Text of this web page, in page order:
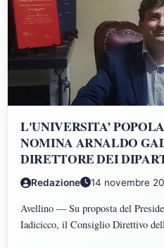
L'UNIVERSITA’
NOMINA ARNALDO
DIRETTORE DEI
GIURIDICHE,
POLITICHE,
FILOSOFIA E
Redazione 14 novembre
Avellino — Su proposta del
Iadicicco, il Consiglio Direttivo